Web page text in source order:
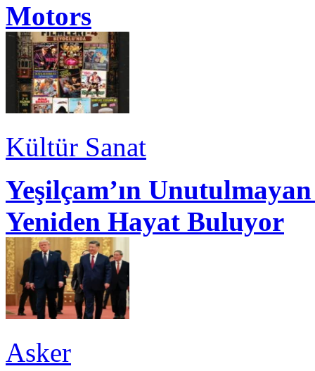
Motors
Kültür Sanat
Yeşilçam’ın
Yeniden Hayat Buluyor
Asker